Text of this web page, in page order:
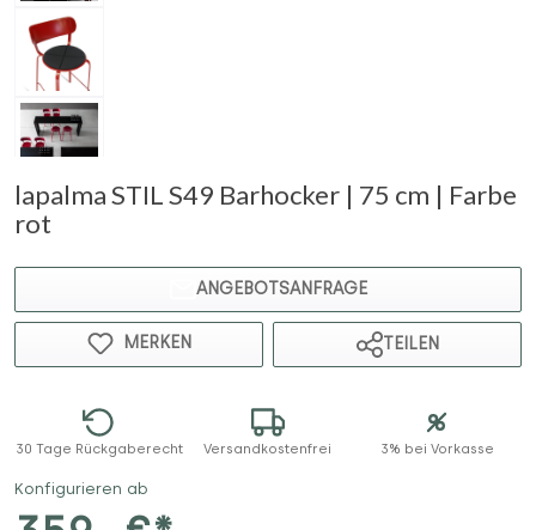
lapalma STIL S49 Barhocker | 75 cm | Farbe
rot
ANGEBOTSANFRAGE
MERKEN TEILEN
30 Tage Rückgaberecht Versandkostenfrei 3% bei Vorkasse
Konfigurieren ab